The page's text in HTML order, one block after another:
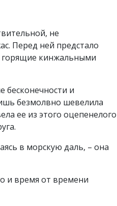
не
Перед ней предстало
горящие кинжальными
бесконечности и
безмолвно шевелила
ее из этого оцепенелого
в морскую даль, – она
и время от времени